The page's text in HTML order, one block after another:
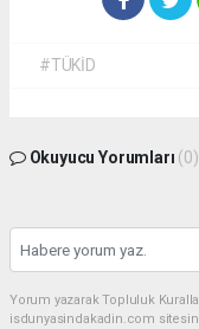
#TÜKİD
Okuyucu Yorumları (0)
Yorum yazarak Topluluk
isdunyasindakadin.com